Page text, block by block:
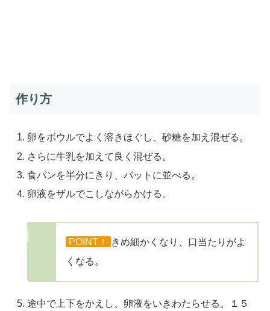
作り方
卵をボウルでよく溶きほぐし、砂糖を加え混ぜる。
さらに牛乳を加えて良く混ぜる。
食パンを半分にきり、バットに並べる。
卵液をザルでこしながらかける。
POINT！
きめ細かくなり、口当たりがよ
くなる。
途中で上下をかえし、卵液をいきわたらせる。１５